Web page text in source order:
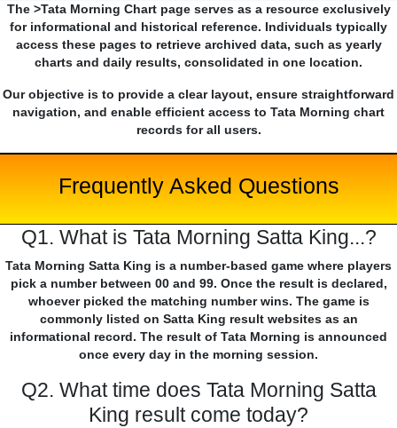
The >Tata Morning Chart page serves as a resource exclusively
for informational and historical reference. Individuals typically
access these pages to retrieve archived data, such as yearly
charts and daily results, consolidated in one location.
Our objective is to provide a clear layout, ensure straightforward
navigation, and enable efficient access to Tata Morning chart
records for all users.
Frequently Asked Questions
Q1. What is Tata Morning Satta King...?
Tata Morning Satta King is a number-based game where players
pick a number between 00 and 99. Once the result is declared,
whoever picked the matching number wins. The game is
commonly listed on Satta King result websites as an
informational record. The result of Tata Morning is announced
once every day in the morning session.
Q2. What time does Tata Morning Satta
King result come today?